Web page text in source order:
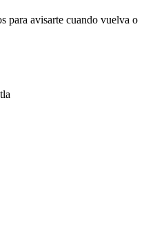
para avisarte cuando vuelva o